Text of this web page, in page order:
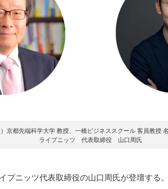
）京都先端科学大学 教授、一橋ビジネススクール 客員教授
ライプニッツ 代表取締役 山口周氏
プニッツ代表取締役の山口周氏が登壇する